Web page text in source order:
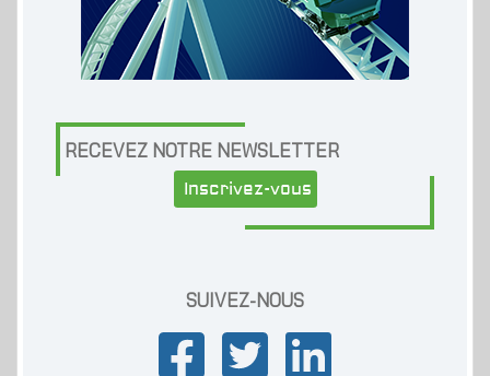
RECEVEZ NOTRE NEWSLETTER
Inscrivez-vous
SUIVEZ-NOUS